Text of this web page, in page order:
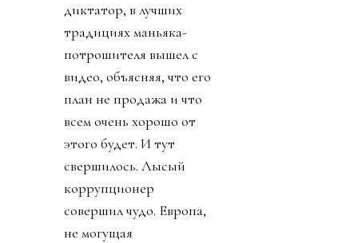
диктатор, в лучших
традициях маньяка-
потрошителя вышел с
видео, объясняя, что его
план не продажа и что
всем очень хорошо от
этого будет. И тут
свершилось. Лысый
коррупционер
совершил чудо. Европа,
не могущая